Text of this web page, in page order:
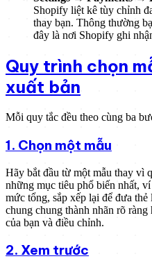
Shopify liệt kê tùy chỉnh
thay bạn. Thông thường
đây là nơi Shopify ghi
Quy trình chọn
xuất bản
Mỗi quy tắc đều theo cùng ba
1. Chọn một mẫu
Hãy bắt đầu từ một mẫu thay vì
những mục tiêu phổ biến nhất,
mức tổng, sắp xếp lại để đưa
chung chung thành nhãn rõ
của bạn và điều chỉnh.
2. Xem trước